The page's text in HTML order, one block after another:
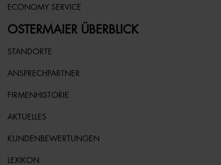
ECONOMY SERVICE
OSTERMAIER ÜBERBLICK
STANDORTE
ANSPRECHPARTNER
FIRMENHISTORIE
AKTUELLES
KUNDENBEWERTUNGEN
LEXIKON